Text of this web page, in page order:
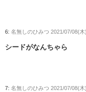
6: 名無しのひみつ 2021/07/08(
シードがなんちゃら
7: 名無しのひみつ 2021/07/08(